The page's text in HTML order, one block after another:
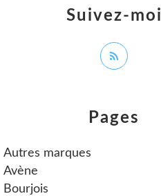
Pages
Autres marques
Avène
Bourjois
Suivez-moi